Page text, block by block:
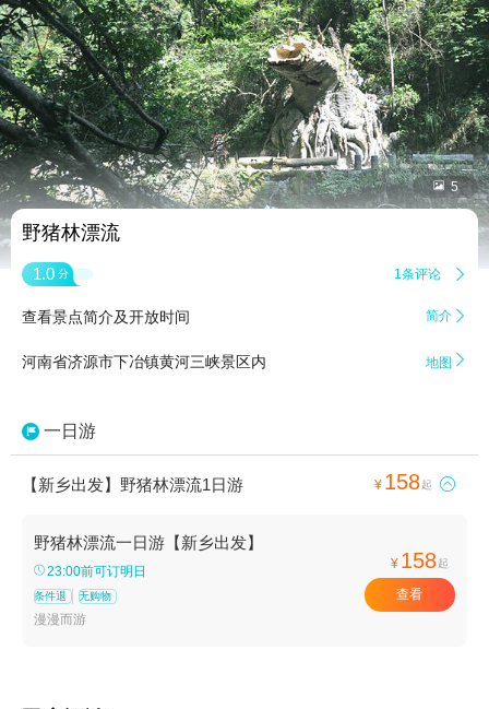
 5
野猪林漂流
1.0 分 1条评论 
查看景点简介及开放时间 简介 
河南省济源市下冶镇黄河三峡景区内 地图 
一日游
【新乡出发】野猪林漂流1日游 ¥ 158起 
野猪林漂流一日游【新乡出发】
23:00前可订明日
条件退 无购物
漫漫而游
¥ 158起
查看
